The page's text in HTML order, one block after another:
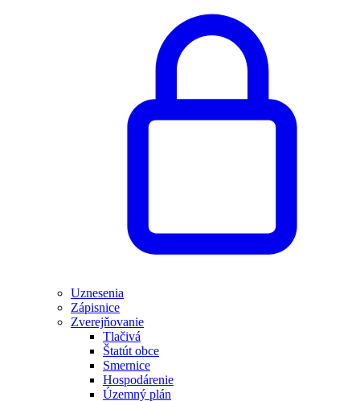
Uznesenia
Zápisnice
Zverejňovanie
Tlačivá
Štatút obce
Smernice
Hospodárenie
Územný plán